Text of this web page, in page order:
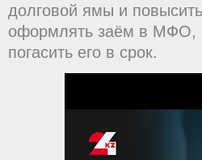
долговой ямы и
оформлять заём в МФО,
погасить его в срок.